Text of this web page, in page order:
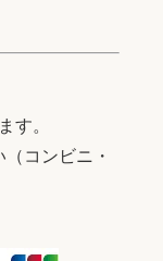
す。
コンビニ・